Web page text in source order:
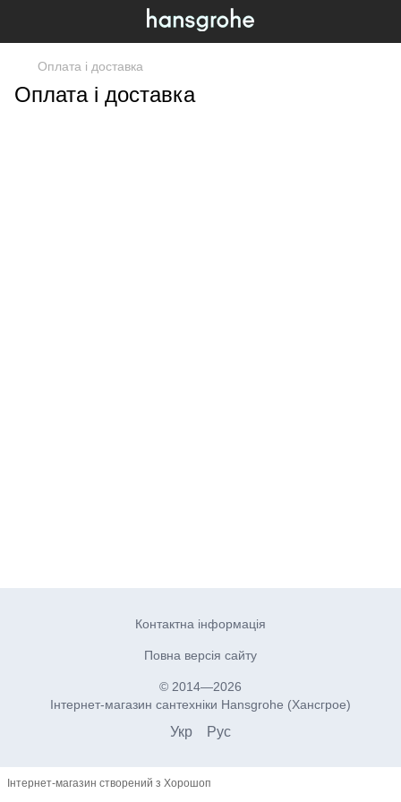
Оплата і доставка
Оплата і доставка
Контактна інформація
Повна версія сайту
© 2014—2026
Інтернет-магазин сантехніки Hansgrohe (Хансгрое)
Укр Рус
Інтернет-магазин створений з Хорошоп